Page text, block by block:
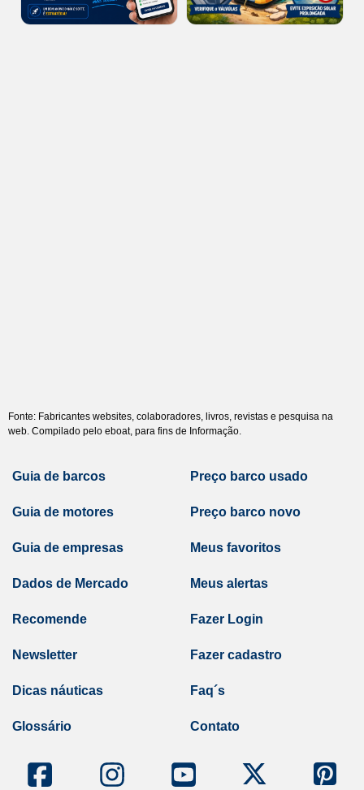
Fonte: Fabricantes websites, colaboradores, livros, revistas e pesquisa na
web. Compilado pelo eboat, para fins de Informação.
Guia de barcos
Guia de motores
Guia de empresas
Dados de Mercado
Preço barco usado
Preço barco novo
Meus favoritos
Meus alertas
Recomende
Newsletter
Dicas náuticas
Glossário
Fazer Login
Fazer cadastro
Faq´s
Contato